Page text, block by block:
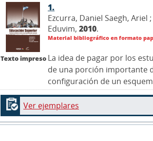
Texto impreso
1.
Ezcurra, Daniel Saegh,
Eduvim, 2010.
Material bibliográfico en formato
La idea de pagar por los
de una porción importante
configuración de un
Ver ejemplares